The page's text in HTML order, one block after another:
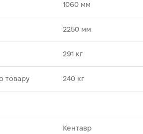
1060 мм
2250 мм
291 кг
товару 240 кг
Кентавр